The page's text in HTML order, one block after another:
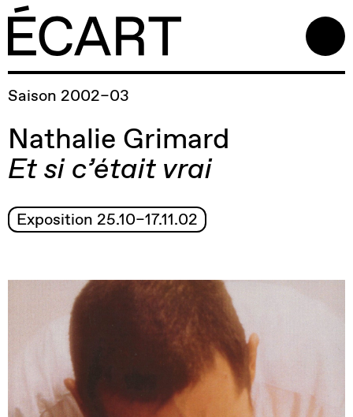
Saison 2002–03
Nathalie Grimard
Et si c’était vrai
Exposition 25.10–17.11.02